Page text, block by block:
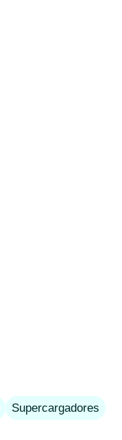
Supercargadores